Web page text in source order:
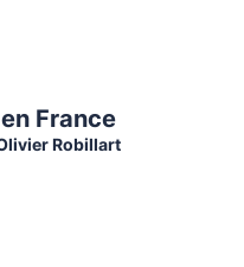
France
Robillart